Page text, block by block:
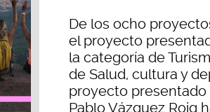
De los ocho
el proyecto
la categoría de
de Salud, cultura y
proyecto presentado
Pablo Vázquez Roig